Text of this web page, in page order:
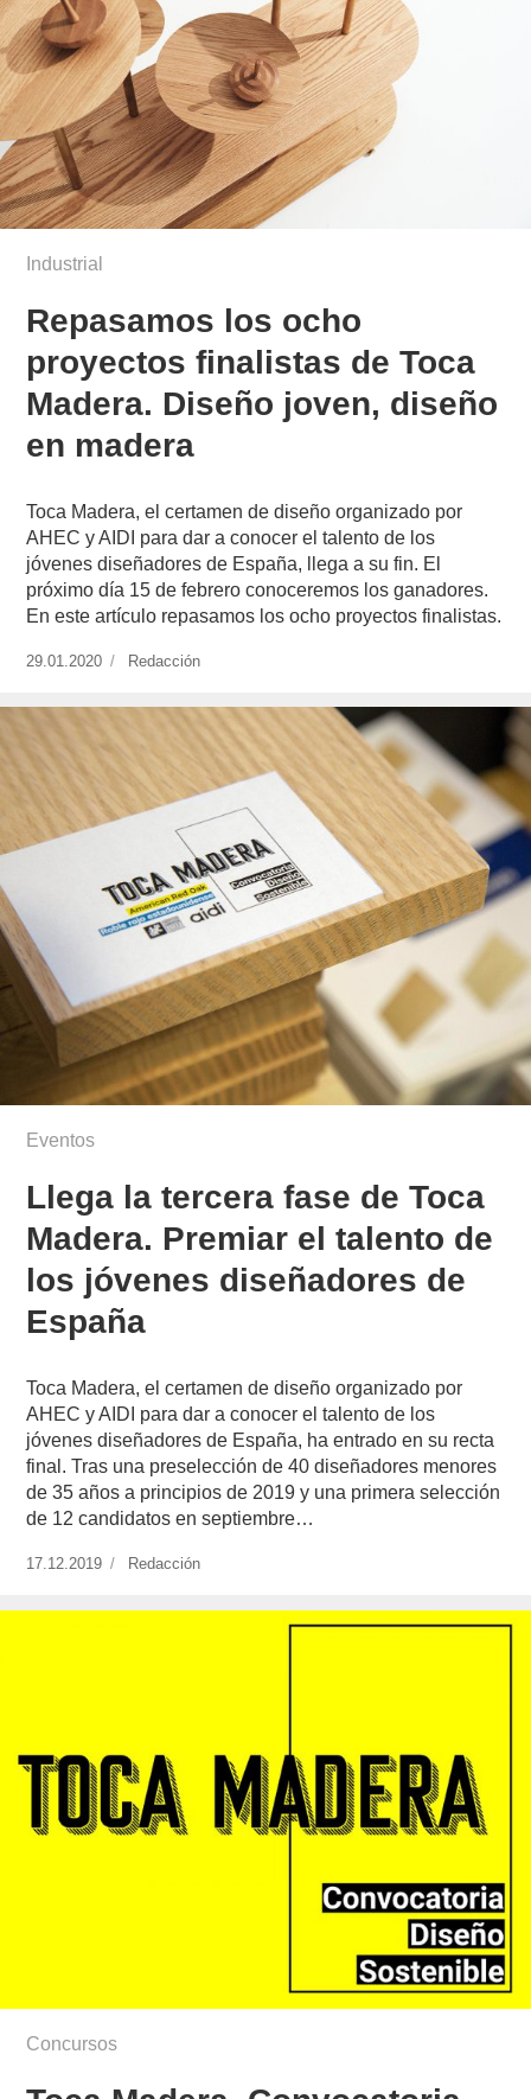
Industrial
Repasamos los ocho
proyectos finalistas de Toca
Madera. Diseño joven, diseño
en madera
Toca Madera, el certamen de diseño organizado por
AHEC y AIDI para dar a conocer el talento de los
jóvenes diseñadores de España, llega a su fin. El
próximo día 15 de febrero conoceremos los ganadores.
En este artículo repasamos los ocho proyectos finalistas.
Publicado
29.01.2020 https://www.experimenta.es/author/redaccion/
Redacción
Eventos
Llega la tercera fase de Toca
Madera. Premiar el talento de
los jóvenes diseñadores de
España
Toca Madera, el certamen de diseño organizado por
AHEC y AIDI para dar a conocer el talento de los
jóvenes diseñadores de España, ha entrado en su recta
final. Tras una preselección de 40 diseñadores menores
de 35 años a principios de 2019 y una primera selección
de 12 candidatos en septiembre…
Publicado
17.12.2019 https://www.experimenta.es/author/redaccion/
Redacción
Concursos